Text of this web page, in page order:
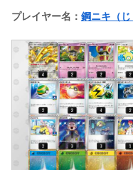
プレイヤー名： 鋼ニキ（じ